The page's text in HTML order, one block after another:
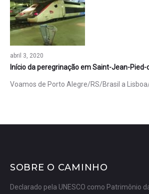
abril 3, 2020
Início da peregrinação em Saint-Jean-
Voamos de Porto Alegre/RS/Brasil a
SOBRE O CAMINHO
Declarado pela UNESCO como Patrimônio